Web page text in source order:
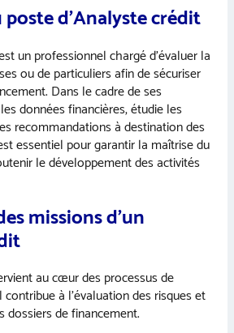
d’Analyste crédit
un professionnel chargé d’évaluer la
ou de particuliers afin de sécuriser
Dans le cadre de ses
données financières, étudie les
recommandations à destination des
essentiel pour garantir la maîtrise du
le développement des activités
missions d’un
au cœur des processus de
à l’évaluation des risques et
dossiers de financement.